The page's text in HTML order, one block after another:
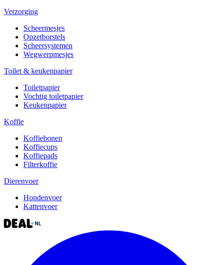
Verzorging
Scheermesjes
Opzetborstels
Scheersystemen
Wegwerpmesjes
Toilet & keukenpapier
Toiletpapier
Vochtig toiletpapier
Keukenpapier
Koffie
Koffiebonen
Koffiecups
Koffiepads
Filterkoffie
Dierenvoer
Hondenvoer
Kattenvoer